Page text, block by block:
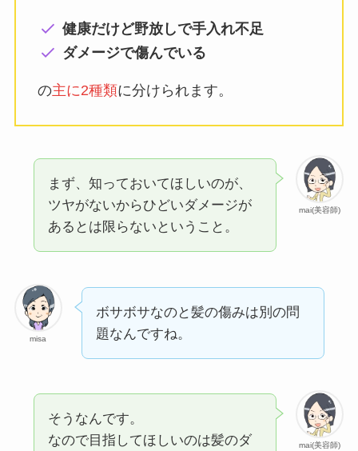
健康だけど野放しで手入れ不足
ダメージで傷んでいる
の主に2種類に分けられます。
mai(美容師)
まず、知っておいてほしいのが、
ツヤがないからひどいダメージが
あるとは限らないということ。
misa
ボサボサなのと髪の傷みは別の問
題なんですね。
mai(美容師)
そうなんです。
なので目指してほしいのは髪のダ